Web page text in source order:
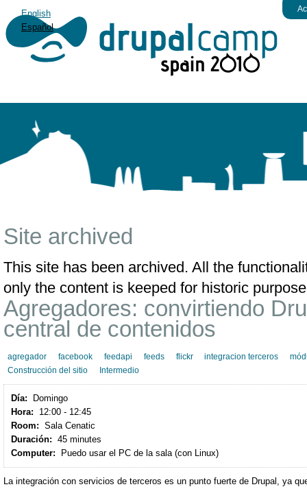
Site archived
This site has been archived. All the
only the content is keeped for historic
Agregadores: convirtiendo
central de contenidos
agregador facebook feedapi feeds flickr integracion terceros
Construcción del sitio
Intermedio
Día:
Domingo
Hora:
12:00 - 12:45
Room: Sala Cenatic
Duración: 45 minutes
Computer:
Puedo usar el PC de la sala (con Linux)
La integración con servicios de terceros es un punto fuerte de Drupal, ya
English
Español